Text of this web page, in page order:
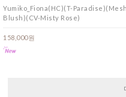
Yumiko_Fiona(HC)(T-Paradise)(Mesh
Blush)(CV-Misty Rose)
158,000원